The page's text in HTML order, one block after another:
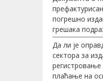
погрешно
грешака
Да ли је
сектора за
плаћање на